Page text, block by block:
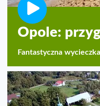
Opole:
Fantastyczna